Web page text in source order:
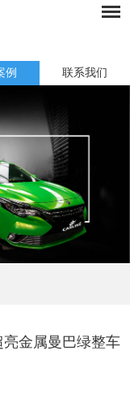
例 联系我们
金属曼巴绿整车